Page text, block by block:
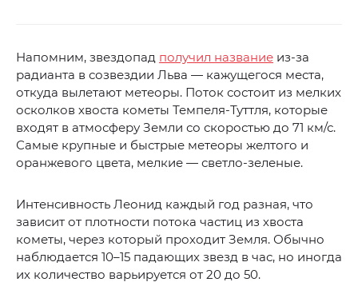
Напомним, звездопад получил название из-за
радианта в созвездии Льва — кажущегося места,
откуда вылетают метеоры. Поток состоит из мелких
осколков хвоста кометы Темпеля-Туттля, которые
входят в атмосферу Земли со скоростью до 71 км/с.
Самые крупные и быстрые метеоры желтого и
оранжевого цвета, мелкие — светло-зеленые.
Интенсивность Леонид каждый год разная, что
зависит от плотности потока частиц из хвоста
кометы, через который проходит Земля. Обычно
наблюдается 10–15 падающих звезд в час, но иногда
их количество варьируется от 20 до 50.